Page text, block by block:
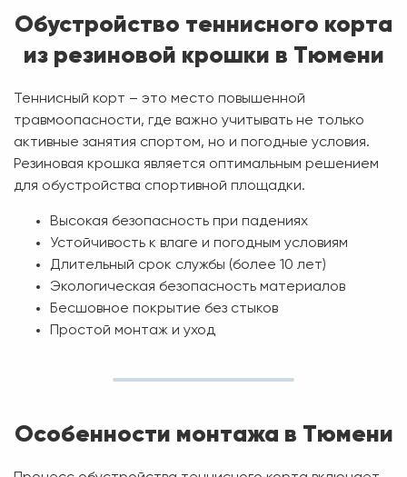
Обустройство теннисного корта
из резиновой крошки в Тюмени
Теннисный корт – это место повышенной
травмоопасности, где важно учитывать не только
активные занятия спортом, но и погодные условия.
Резиновая крошка является оптимальным решением
для обустройства спортивной площадки.
Высокая безопасность при падениях
Устойчивость к влаге и погодным условиям
Длительный срок службы (более 10 лет)
Экологическая безопасность материалов
Бесшовное покрытие без стыков
Простой монтаж и уход
Особенности монтажа в Тюмени